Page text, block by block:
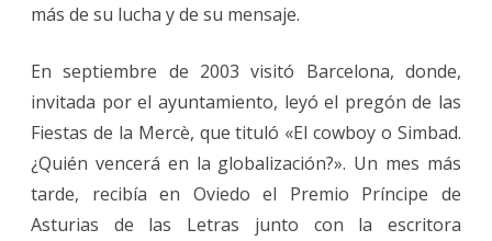
más de su lucha y de su mensaje.
En septiembre de 2003 visitó Barcelona, donde,
invitada por el ayuntamiento, leyó el pregón de las
Fiestas de la Mercè, que tituló «El cowboy o Simbad.
¿Quién vencerá en la globalización?». Un mes más
tarde, recibía en Oviedo el Premio Príncipe de
Asturias de las Letras junto con la escritora